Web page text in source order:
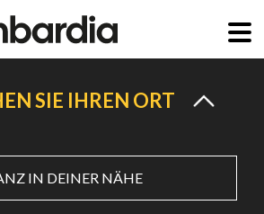
SIE IHREN ORT
IN DEINER NÄHE